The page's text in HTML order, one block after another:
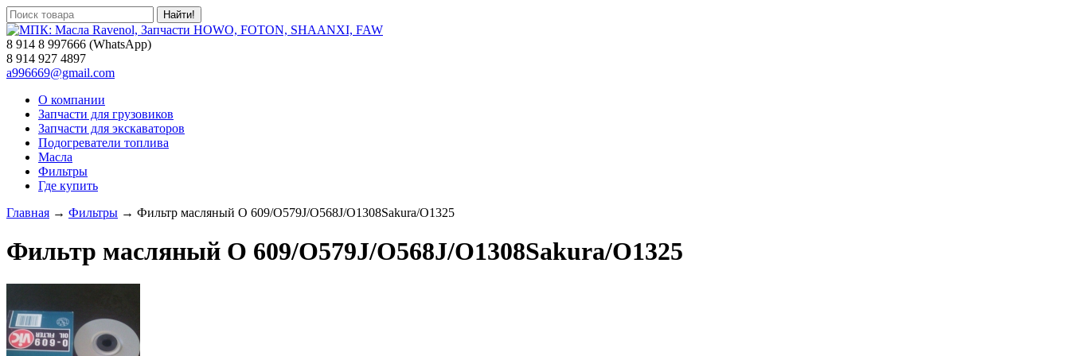
8 914 8 997666 (WhatsApp)
8 914 927 4897
a996669@gmail.com
О компании
Запчасти для грузовиков
Запчасти для экскаваторов
Подогреватели топлива
Масла
Фильтры
Где купить
Главная → Фильтры → Фильтр масляный O 609/O579J/O568J/O1308Sakura/O1325
Фильтр масляный O 609/O579J/O568J/O1308Sakura/O1325